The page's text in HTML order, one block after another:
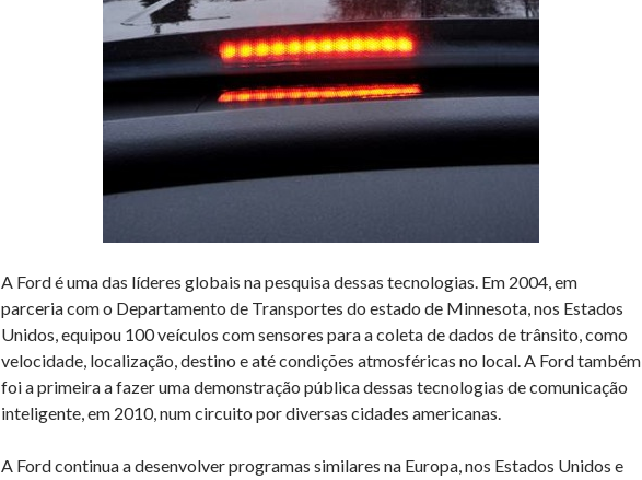
A Ford é uma das líderes globais na pesquisa dessas tecnologias. Em 2004, em
parceria com o Departamento de Transportes do estado de Minnesota, nos Estados
Unidos, equipou 100 veículos com sensores para a coleta de dados de trânsito, como
velocidade, localização, destino e até condições atmosféricas no local. A Ford também
foi a primeira a fazer uma demonstração pública dessas tecnologias de comunicação
inteligente, em 2010, num circuito por diversas cidades americanas.
A Ford continua a desenvolver programas similares na Europa, nos Estados Unidos e